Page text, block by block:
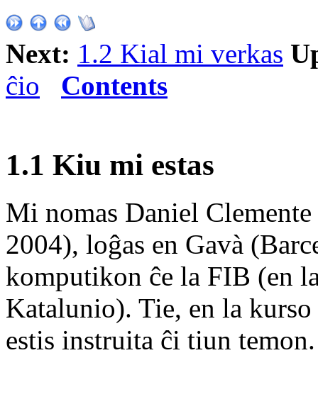
Next: 1.2 Kial mi verkas
ĉio
Contents
1.1 Kiu mi estas
Mi nomas Daniel
2004), loĝas en Gavà
komputikon ĉe la FIB (en
Katalunio). Tie, en la kurso
estis instruita ĉi tiun temon.